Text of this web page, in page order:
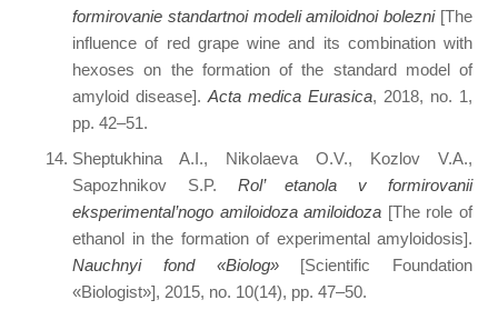
formirovanie standartnoi modeli amiloidnoi bolezni[The
influence of red grape wine and its combination with
hexoses on the formation of the standard model of
amyloid disease]. Acta medica Eurasica, 2018, no. 1,
pp. 42–51.
Sheptukhina A.I., Nikolaeva O.V., Kozlov V.A.,
Sapozhnikov S.P. Rol’ etanola v formirovanii
eksperimental’nogo amiloidoza amiloidoza [The role of
ethanol in the formation of experimental amyloidosis].
Nauchnyi fond «Biolog»[Scientific Foundation
«Biologist»], 2015, no. 10(14), pp. 47–50.